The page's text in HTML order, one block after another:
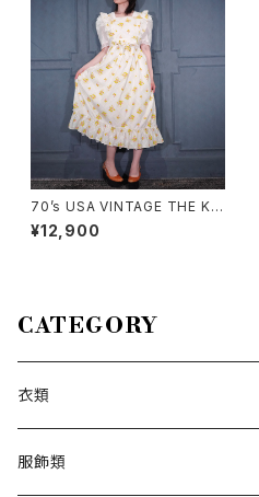
70’s USA VINTAGE THE KI
TCHEN WORKS STRAWBER
RY PATTERNED FRILL CRO
ワンピース
¥12,900
CATEGORY
衣類
トップス
服飾類